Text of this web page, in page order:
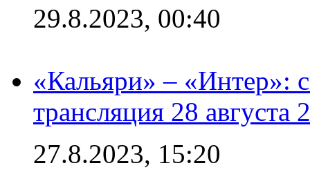
29.8.2023, 00:40
«Кальяри» – «Интер»:
трансляция 28 августа
27.8.2023, 15:20